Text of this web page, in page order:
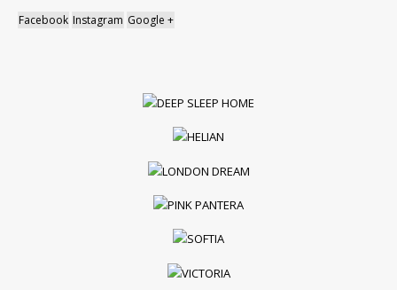
Facebook Instagram Google +